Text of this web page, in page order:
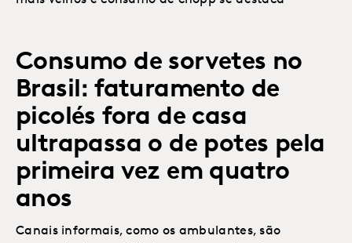
Consumo de sorvetes no
Brasil: faturamento de
picolés fora de casa
ultrapassa o de potes pela
primeira vez em quatro
anos
Canais informais, como os ambulantes, são